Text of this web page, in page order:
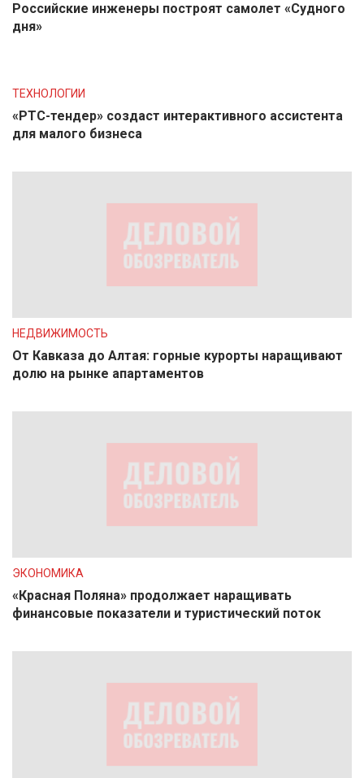
Российские инженеры построят самолет «Судного
дня»
ТЕХНОЛОГИИ
«РТС-тендер» создаст интерактивного ассистента
для малого бизнеса
НЕДВИЖИМОСТЬ
От Кавказа до Алтая: горные курорты наращивают
долю на рынке апартаментов
ЭКОНОМИКА
«Красная Поляна» продолжает наращивать
финансовые показатели и туристический поток